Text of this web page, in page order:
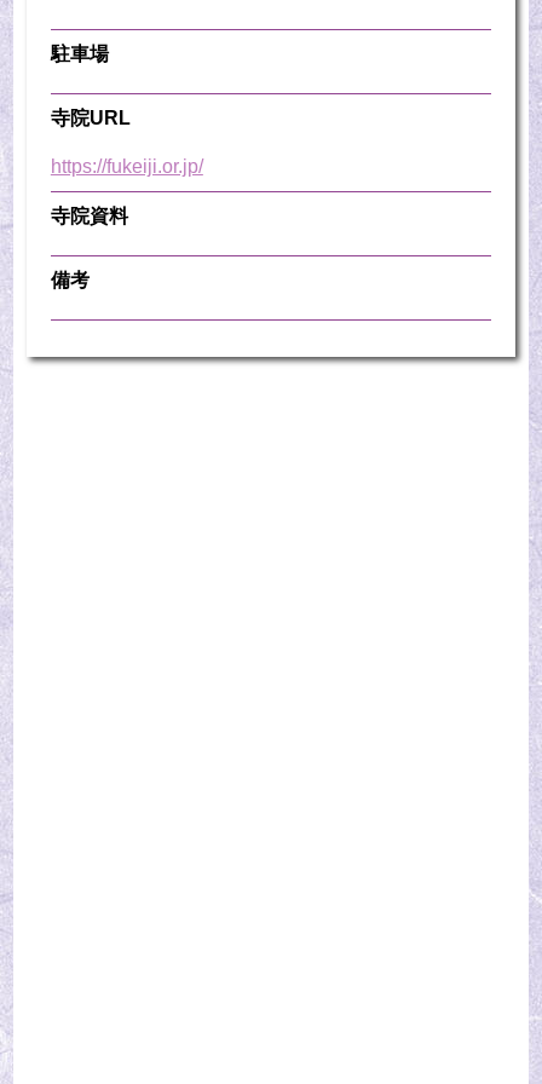
駐車場
寺院URL
https://fukeiji.or.jp/
寺院資料
備考